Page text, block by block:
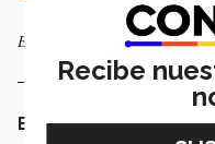
Este e-book fue hecho en 5
EL RETO FUE EL
Recibe